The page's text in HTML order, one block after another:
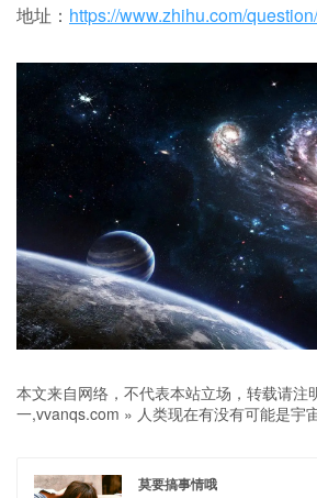
地址： https://www.zhihu.com/
本文来自网络，不代表本站立场，转载请注
一,vvanqs.com » 人类现在有没有可能是宇
莫要搞事情哦